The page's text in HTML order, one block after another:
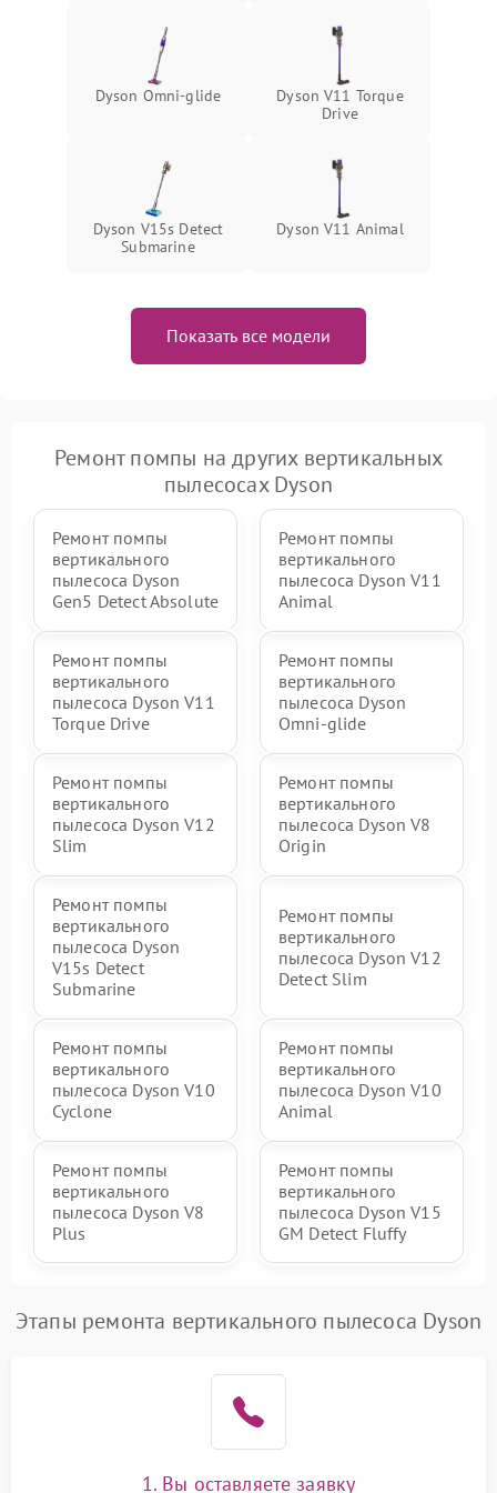
Dyson Omni‑glide
Dyson V11 Torque
Drive
Dyson V15s Detect
Submarine
Dyson V11 Animal
Показать все модели
Ремонт помпы на других вертикальных
пылесосах Dyson
Ремонт помпы
вертикального
пылесоса Dyson
Gen5 Detect Absolute
Ремонт помпы
вертикального
пылесоса Dyson V11
Animal
Ремонт помпы
вертикального
пылесоса Dyson V11
Torque Drive
Ремонт помпы
вертикального
пылесоса Dyson
Omni‑glide
Ремонт помпы
вертикального
пылесоса Dyson V12
Slim
Ремонт помпы
вертикального
пылесоса Dyson V8
Origin
Ремонт помпы
вертикального
пылесоса Dyson
V15s Detect
Submarine
Ремонт помпы
вертикального
пылесоса Dyson V12
Detect Slim
Ремонт помпы
вертикального
пылесоса Dyson V10
Cyclone
Ремонт помпы
вертикального
пылесоса Dyson V10
Animal
Ремонт помпы
вертикального
пылесоса Dyson V8
Plus
Ремонт помпы
вертикального
пылесоса Dyson V15
GM Detect Fluffy
Этапы ремонта вертикального пылесоса Dyson
1. Вы оставляете заявку